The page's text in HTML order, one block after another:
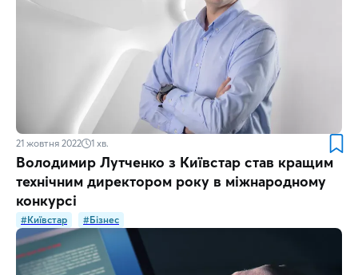
21 жовтня 2022 1 хв.
Володимир Лутченко з Київстар став кращим
технічним директором року в міжнародному
конкурсі
#Київстар #Бізнес